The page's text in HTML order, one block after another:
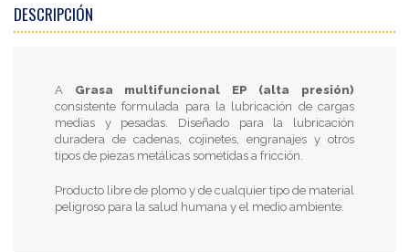
DESCRIPCIÓN
A Grasa multifuncional EP (alta presión)
consistente formulada para la lubricación de cargas
medias y pesadas. Diseñado para la lubricación
duradera de cadenas, cojinetes, engranajes y otros
tipos de piezas metálicas sometidas a fricción.
Producto libre de plomo y de cualquier tipo de material
peligroso para la salud humana y el medio ambiente.